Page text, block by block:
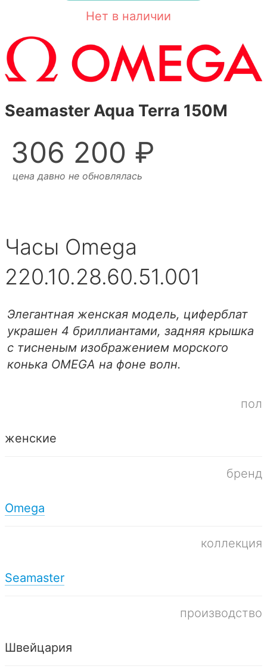
Нет в наличии
Seamaster Aqua Terra 150M
306 200 ₽
цена давно не обновлялась
Часы Omega
220.10.28.60.51.001
Элегантная женская модель, циферблат
украшен 4 бриллиантами, задняя крышка
с тисненым изображением морского
конька OMEGA на фоне волн.
пол
женские
бренд
Omega
коллекция
Seamaster
производство
Швейцария